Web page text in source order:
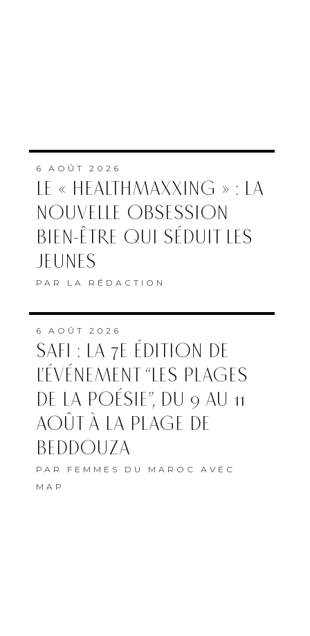
6 AOÛT 2026
LE « HEALTHMAXXING » : LA
NOUVELLE OBSESSION
BIEN-ÊTRE QUI SÉDUIT LES
JEUNES
PAR LA RÉDACTION
6 AOÛT 2026
SAFI : LA 7E ÉDITION DE
L’ÉVÉNEMENT “LES PLAGES
DE LA POÉSIE”, DU 9 AU 11
AOÛT À LA PLAGE DE
BEDDOUZA
PAR FEMMES DU MAROC AVEC
MAP